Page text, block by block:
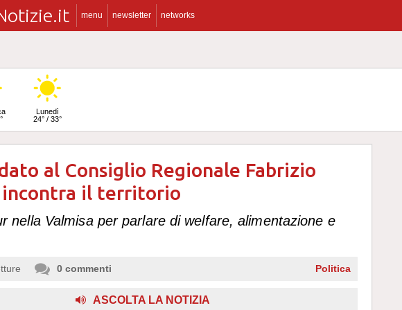
menu newsletter networks
Lunedì
24° / 33°
al Consiglio Regionale Fabrizio
il territorio
nella Valmisa per parlare di welfare, alimentazione e
0 commenti Politica
ASCOLTA LA NOTIZIA